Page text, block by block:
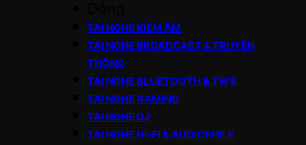
TAI NGHE KIỂM ÂM
TAI NGHE BROADCAST & TRUYỀN
THÔNG
TAI NGHE BLUETOOTH & TWS
TAI NGHE GAMING
TAI NGHE DJ
TAI NGHE HI-FI & AUDIOPHILE